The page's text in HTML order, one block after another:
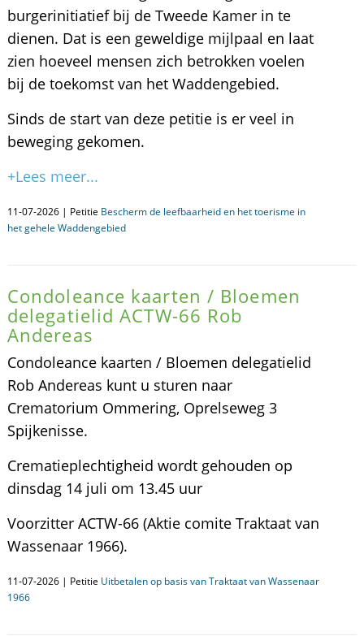
burgerinitiatief bij de Tweede Kamer in te
dienen. Dat is een geweldige mijlpaal en laat
zien hoeveel mensen zich betrokken voelen
bij de toekomst van het Waddengebied.
Sinds de start van deze petitie is er veel in
beweging gekomen.
+Lees meer...
11-07-2026 | Petitie Bescherm de leefbaarheid en het toerisme in
het gehele Waddengebied
Condoleance kaarten / Bloemen
delegatielid ACTW-66 Rob
Andereas
Condoleance kaarten / Bloemen delegatielid
Rob Andereas kunt u sturen naar
Crematorium Ommering, Oprelseweg 3
Spijkenisse.
Crematieplechtigheid wordt gehouden op
dinsdag 14 juli om 13.45 uur
Voorzitter ACTW-66 (Aktie comite Traktaat van
Wassenaar 1966).
11-07-2026 | Petitie Uitbetalen op basis van Traktaat van Wassenaar
1966